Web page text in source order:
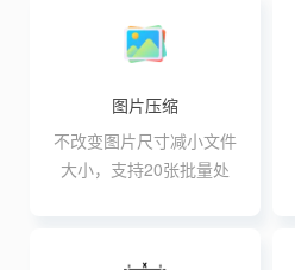
图片压缩
不改变图片尺寸减小文件
大小，支持20张批量处